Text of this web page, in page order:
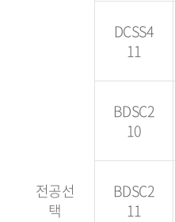
전공선
택
DCSS4
11
BDSC2
10
BDSC2
11